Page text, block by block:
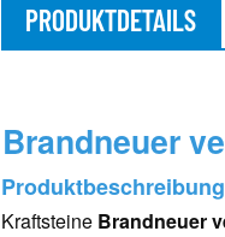
PRODUKTDETAILS
Brandneuer
Produktbeschreibung
Kraftsteine Brandneuer